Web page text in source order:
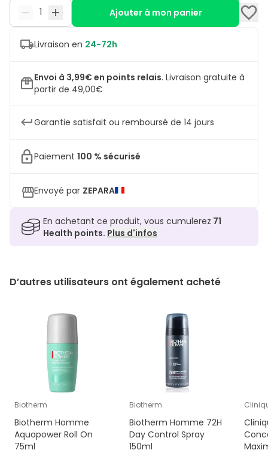
Ajouter à mon panier
Livraison en 24-72h
Envoi à 3,99€ en points relais. Livraison gratuite à
partir de 49,00€
Garantie satisfait ou remboursé de 14 jours
Paiement 100 % sécurisé
Envoyé par ZEPARA
En achetant ce produit, vous cumulerez 71
Health points. Plus d'infos
D’autres utilisateurs ont également acheté
Biotherm
Biotherm Homme
Aquapower Roll On
75ml
Biotherm
Biotherm Homme 72H
Day Control Spray
150ml